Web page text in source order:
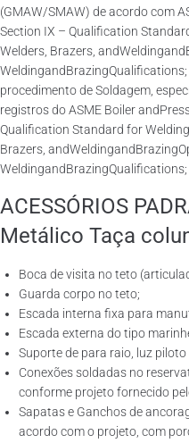
(GMAW/SMAW) de acordo com
Section IX – Qualification
Welders, Brazers,
procedimento de Soldagem,
registros do ASME Boiler
Qualification Standard for
Brazers,
WeldingandBrazingQualifications;
ACESSÓRIOS
Metálico Taça
Boca de visita no teto
Guarda corpo no teto;
Escada interna fixa para
Escada externa do tipo
Suporte de para raio, luz
Conexões soldadas no
conforme projeto fornecido
Sapatas e Ganchos de
acordo com o projeto, com